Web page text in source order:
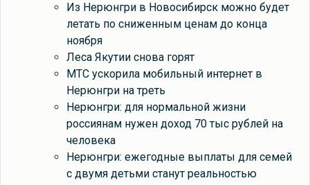
Из Нерюнгри в Новосибирск можно будет
летать по сниженным ценам до конца
ноября
Леса Якутии снова горят
МТС ускорила мобильный интернет в
Нерюнгри на треть
Нерюнгри: для нормальной жизни
россиянам нужен доход 70 тыс рублей на
человека
Нерюнгри: ежегодные выплаты для семей
с двумя детьми станут реальностью